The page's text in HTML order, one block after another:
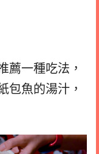
薦一種吃法，
包魚的湯汁，